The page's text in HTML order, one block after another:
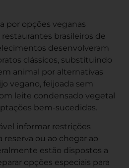
por opções veganas
brasileiros de
desenvolveram
clássicos, substituindo
animal por alternativas
vegano, feijoada sem
leite condensado vegetal
bem-sucedidas.
informar restrições
reserva ou ao chegar ao
estão dispostos a
opções especiais para